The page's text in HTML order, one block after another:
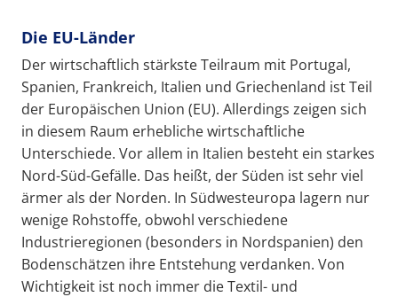
Die EU-Länder
Der wirtschaftlich stärkste Teilraum mit Portugal,
Spanien, Frankreich, Italien und Griechenland ist Teil
der Europäischen Union (EU). Allerdings zeigen sich
in diesem Raum erhebliche wirtschaftliche
Unterschiede. Vor allem in Italien besteht ein starkes
Nord-Süd-Gefälle. Das heißt, der Süden ist sehr viel
ärmer als der Norden. In Südwesteuropa lagern nur
wenige Rohstoffe, obwohl verschiedene
Industrieregionen (besonders in Nordspanien) den
Bodenschätzen ihre Entstehung verdanken. Von
Wichtigkeit ist noch immer die Textil- und